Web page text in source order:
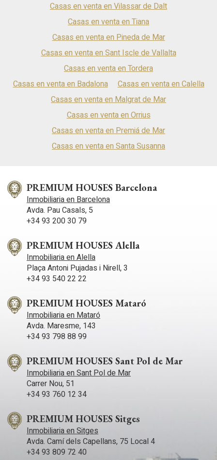
Casas en venta en Vilassar de Dalt
Casas en venta en Tiana
Casas en venta en Pineda de Mar
Casas en venta en Sant Iscle de Vallalta
Casas en venta en Tordera
Casas en venta en Badalona
Casas en venta en Calella
Casas en venta en Malgrat de Mar
Casas en venta en Orrius
Casas en venta en Premiá de Mar
Casas en venta en Santa Susanna
PREMIUM HOUSES Barcelona
Inmobiliaria en Barcelona
Avda. Pau Casals, 5
+34 93 200 30 79
PREMIUM HOUSES Alella
Inmobiliaria en Alella
Plaça Antoni Pujadas i Nirell, 3
+34 93 540 22 22
PREMIUM HOUSES Mataró
Inmobiliaria en Mataró
Avda. Maresme, 143
+34 93 798 88 99
PREMIUM HOUSES Sant Pol de Mar
Inmobiliaria en Sant Pol de Mar
Carrer Nou, 51
+34 93 760 12 34
PREMIUM HOUSES Sitges
Inmobiliaria en Sitges
Avda. Camí­ dels Capellans, 75 Local 4
+34 93 809 72 40